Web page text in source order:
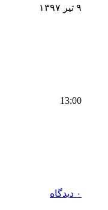
۹ تیر ۱۳۹۷
13:00
۰ دیدگاه